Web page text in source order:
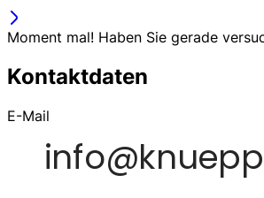
Moment mal! Haben Sie gerade
Kontaktdaten
E-Mail